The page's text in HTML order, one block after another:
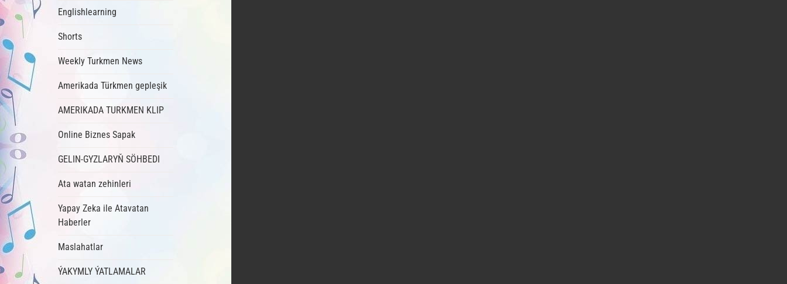
Englishlearning
Shorts
Weekly Turkmen News
Amerikada Türkmen gepleşik
AMERIKADA TURKMEN KLIP
Online Biznes Sapak
GELIN-GYZLARYŇ SÖHBEDI
Ata watan zehinleri
Yapay Zeka ile Atavatan
Haberler
Maslahatlar
ÝAKYMLY ÝATLAMALAR